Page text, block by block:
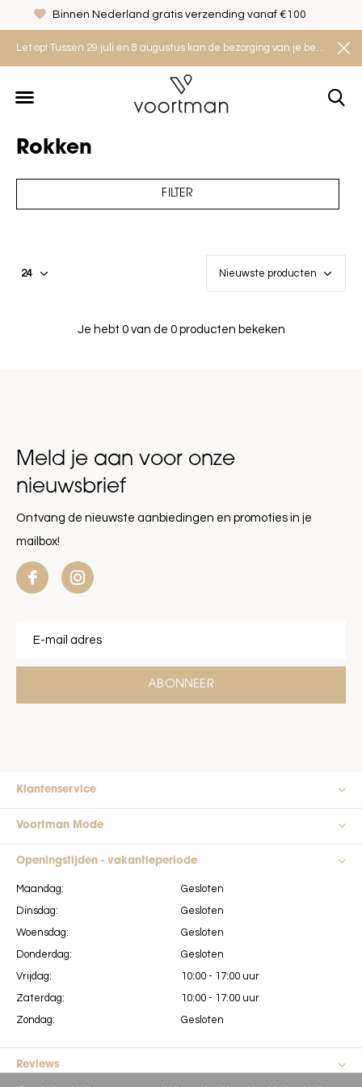
Let op! Tussen 29 juli en 8 augustus kan de bezorging van je bestelling iets langer duren. Houd rekening met een levertijd van 2 tot 4 werkdagen.
Binnen Nederland gratis verzending vanaf €100
Rokken
FILTER
Je hebt 0 van de 0 producten bekeken
Meld je aan voor onze
nieuwsbrief
Ontvang de nieuwste aanbiedingen en promoties in je
mailbox!
ABONNEER
Klantenservice
Voortman Mode
Openingstijden - vakantieperiode
Maandag:
Dinsdag:
Woensdag:
Donderdag:
Vrijdag:
Zaterdag:
Zondag:
Gesloten
Gesloten
Gesloten
Gesloten
10:00 - 17:00 uur
10:00 - 17:00 uur
Gesloten
Reviews